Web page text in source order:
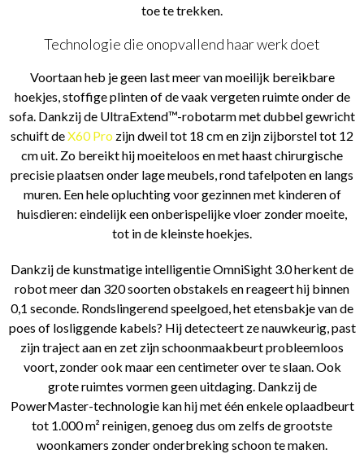
toe te trekken.
Technologie die onopvallend haar werk doet
Voortaan heb je geen last meer van moeilijk bereikbare
hoekjes, stoffige plinten of de vaak vergeten ruimte onder de
sofa. Dankzij de UltraExtend™-robotarm met dubbel gewricht
schuift deX60 Pro zijn dweil tot 18 cm en zijn zijborstel tot 12
cm uit. Zo bereikt hij moeiteloos en met haast chirurgische
precisie plaatsen onder lage meubels, rond tafelpoten en langs
muren. Een hele opluchting voor gezinnen met kinderen of
huisdieren: eindelijk een onberispelijke vloer zonder moeite,
tot in de kleinste hoekjes.
Dankzij de kunstmatige intelligentie OmniSight 3.0 herkent de
robot meer dan 320 soorten obstakels en reageert hij binnen
0,1 seconde. Rondslingerend speelgoed, het etensbakje van de
poes of losliggende kabels? Hij detecteert ze nauwkeurig, past
zijn traject aan en zet zijn schoonmaakbeurt probleemloos
voort, zonder ook maar een centimeter over te slaan. Ook
grote ruimtes vormen geen uitdaging. Dankzij de
PowerMaster-technologie kan hij met één enkele oplaadbeurt
tot 1.000 m² reinigen, genoeg dus om zelfs de grootste
woonkamers zonder onderbreking schoon te maken.